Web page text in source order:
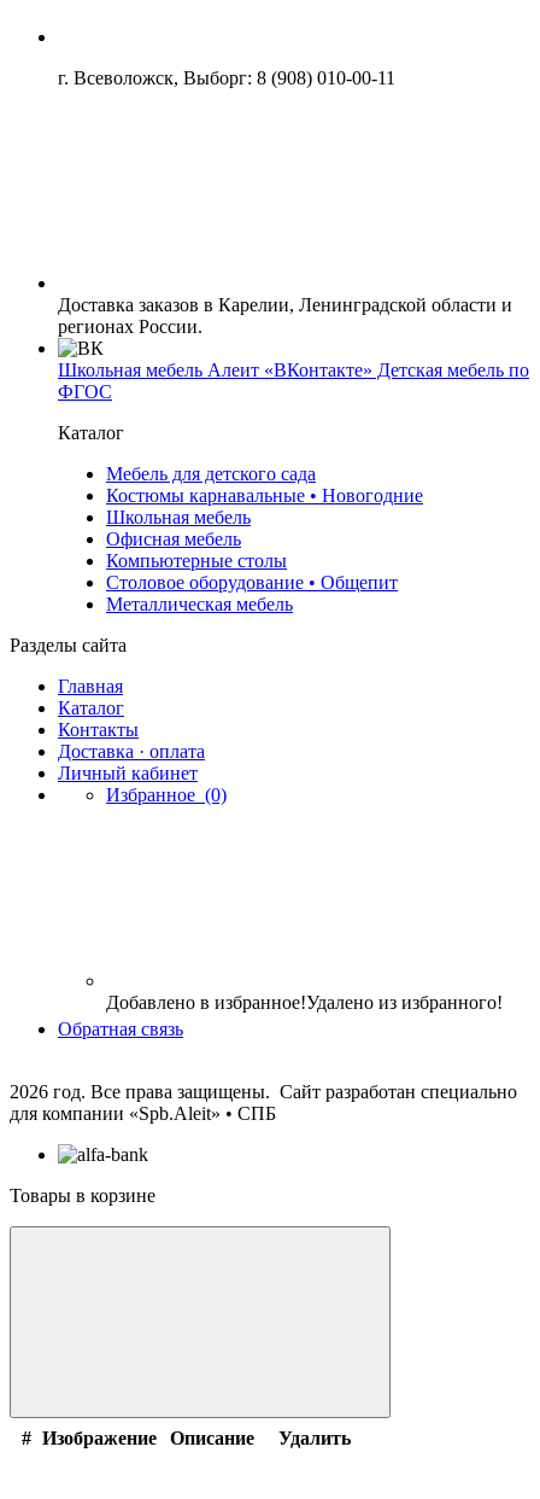
г. Всеволожск, Выборг: 8 (908) 010-00-11
Доставка заказов в Карелии, Ленинградской области и
регионах России.
Школьная мебель Алеит «ВКонтакте» Детская мебель по
ФГОС
Каталог
Мебель для детского сада
Костюмы карнавальные • Новогодние
Школьная мебель
Офисная мебель
Компьютерные столы
Столовое оборудование • Общепит
Металлическая мебель
Разделы сайта
Главная
Каталог
Контакты
Доставка · оплата
Личный кабинет
Избранное (0)
Добавлено в избранное!Удалено из избранного!
Обратная связь
2026 год. Все права защищены. Сайт разработан специально
для компании «Spb.Aleit» • СПБ
Товары в корзине
# Изображение Описание Удалить